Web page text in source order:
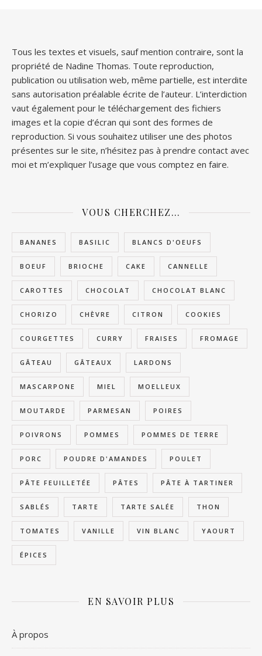
Tous les textes et visuels, sauf mention contraire, sont la
propriété de Nadine Thomas. Toute reproduction,
publication ou utilisation web, même partielle, est interdite
sans autorisation préalable écrite de l’auteur. L’interdiction
vaut également pour le téléchargement des fichiers
images et la copie d’écran qui sont des formes de
reproduction. Si vous souhaitez utiliser une des photos
présentes sur le site, n’hésitez pas à prendre contact avec
moi et m’expliquer l’usage que vous comptez en faire.
VOUS CHERCHEZ…
BANANES BASILIC BLANCS D'OEUFS
BOEUF BRIOCHE CAKE CANNELLE
CAROTTES CHOCOLAT CHOCOLAT BLANC
CHORIZO CHÈVRE CITRON COOKIES
COURGETTES CURRY FRAISES FROMAGE
GÂTEAU GÂTEAUX LARDONS
MASCARPONE MIEL MOELLEUX
MOUTARDE PARMESAN POIRES
POIVRONS POMMES POMMES DE TERRE
PORC POUDRE D'AMANDES POULET
PÂTE FEUILLETÉE PÂTES PÂTE À TARTINER
SABLÉS TARTE TARTE SALÉE THON
TOMATES VANILLE VIN BLANC YAOURT
ÉPICES
EN SAVOIR PLUS
À propos